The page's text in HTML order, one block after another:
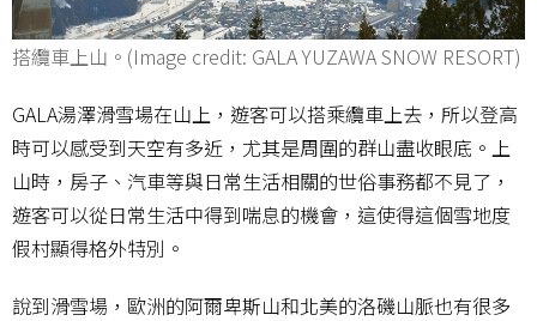
搭纜車上山。(Image credit: GALA YUZAWA SNOW RESORT)
GALA湯澤滑雪場在山上，遊客可以搭乘纜車上去，所以登高
時可以感受到天空有多近，尤其是周圍的群山盡收眼底。上
山時，房子、汽車等與日常生活相關的世俗事務都不見了，
遊客可以從日常生活中得到喘息的機會，這使得這個雪地度
假村顯得格外特別。
說到滑雪場，歐洲的阿爾卑斯山和北美的洛磯山脈也有很多